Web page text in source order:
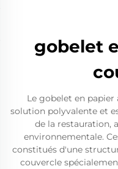
gobelet
Le gobelet en
solution polyvalente et
de la restauration,
environnementale.
constitués d'une
couvercle